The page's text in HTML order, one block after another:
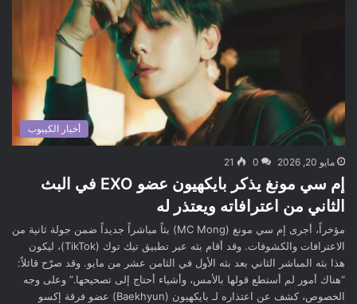
أخبار الكيبوب
مايو 20, 2026 0
21
إم سي مونغ يذكر بايكهيون عضو EXO في البث
الثاني من اعترافاته ويعتذر له
مؤخراً، أجرى إم سي مونغ (MC Mong) بثاً مباشراً جديداً ضمن جولة ثانية من
الاعترافات والكشوفات. وقد أقام بثه عبر تطبيق تيك توك (TikTok)، ليكون
هذا بثه المباشر الثاني بعد بثه الأول في الثامن عشر من مايو. وقد صرّح قائلاً:
“هناك أمور لم أستطع قولها بالأمس، وأشياء أحتاج إلى تصحيحها.” وعلى وجه
الخصوص، كشف عن اعتذاره لـ بايكهيون (Baekhyun) عضو فرقة إكسو